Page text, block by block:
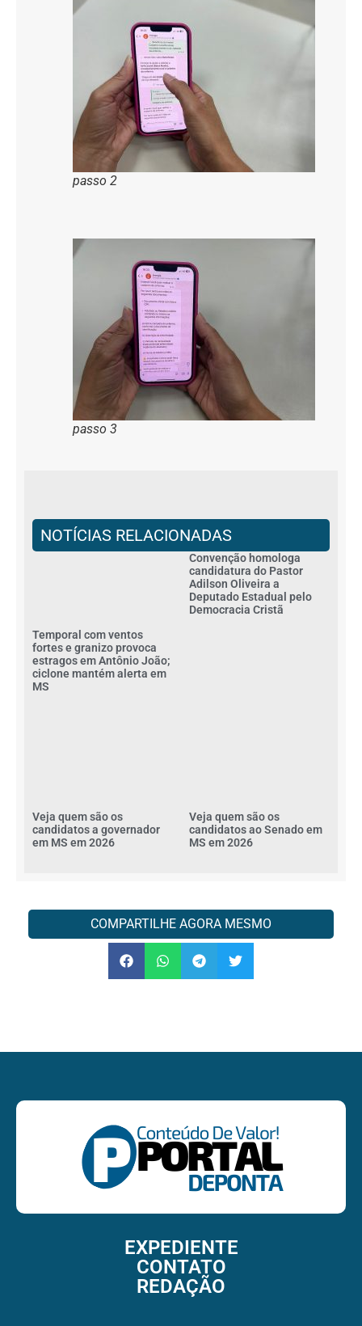
passo 2
passo 3
NOTÍCIAS RELACIONADAS
Temporal com ventos
fortes e granizo provoca
estragos em Antônio João;
ciclone mantém alerta em
MS
Convenção homologa
candidatura do Pastor
Adilson Oliveira a
Deputado Estadual pelo
Democracia Cristã
Veja quem são os
candidatos a governador
em MS em 2026
Veja quem são os
candidatos ao Senado em
MS em 2026
COMPARTILHE AGORA MESMO
EXPEDIENTE
CONTATO
REDAÇÃO